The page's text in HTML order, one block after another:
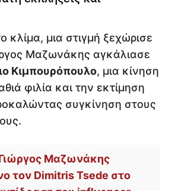
κλίμα, μια στιγμή ξεχώρισε
Μαζωνάκης αγκάλιασε
Κιμπουρόπουλο, μια κίνηση
φιλία και την εκτίμηση
συγκίνηση στους
Μαζωνάκης
τον Dimitris Tsede στο